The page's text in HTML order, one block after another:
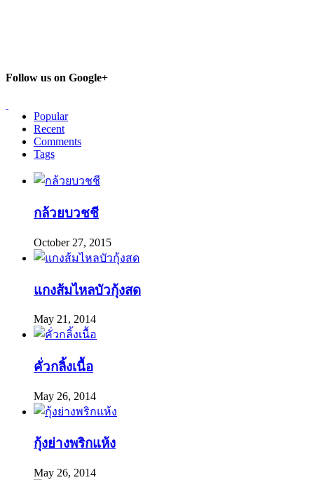
Follow us on Google+
Popular
Recent
Comments
Tags
กล้วยบวชชี
October 27, 2015
แกงส้มไหลบัวกุ้งสด
May 21, 2014
คั่วกลิ้งเนื้อ
May 26, 2014
กุ้งย่างพริกแห้ง
May 26, 2014